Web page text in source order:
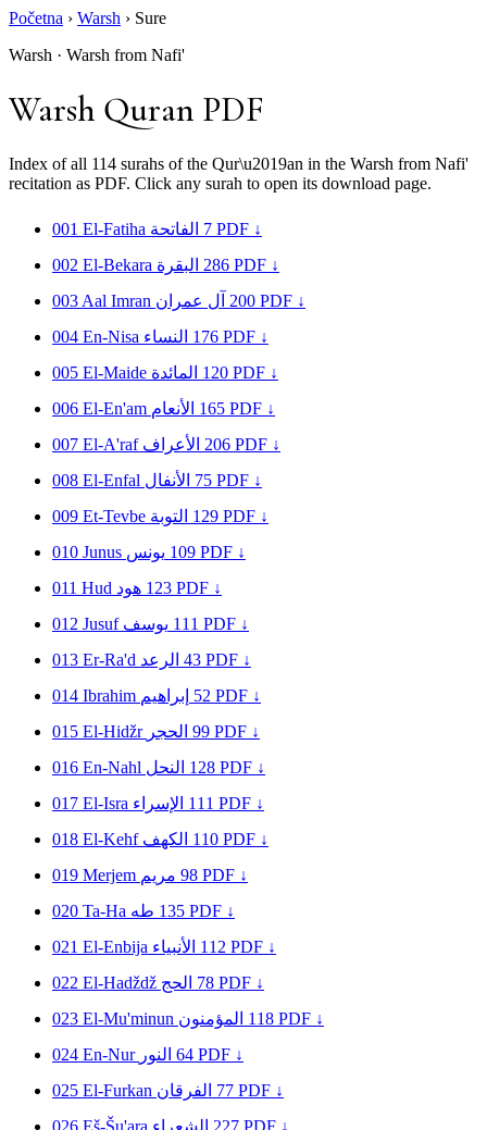
Početna › Warsh › Sure
Warsh · Warsh from Nafi'
Warsh Quran PDF
Index of all 114 surahs of the Qur\u2019an in the Warsh from Nafi'
recitation as PDF. Click any surah to open its download page.
001 El-Fatiha الفاتحة 7 PDF ↓
002 El-Bekara البقرة 286 PDF ↓
003 Aal Imran آل عمران 200 PDF ↓
004 En-Nisa النساء 176 PDF ↓
005 El-Maide المائدة 120 PDF ↓
006 El-En'am الأنعام 165 PDF ↓
007 El-A'raf الأعراف 206 PDF ↓
008 El-Enfal الأنفال 75 PDF ↓
009 Et-Tevbe التوبة 129 PDF ↓
010 Junus يونس 109 PDF ↓
011 Hud هود 123 PDF ↓
012 Jusuf يوسف 111 PDF ↓
013 Er-Ra'd الرعد 43 PDF ↓
014 Ibrahim إبراهيم 52 PDF ↓
015 El-Hidžr الحجر 99 PDF ↓
016 En-Nahl النحل 128 PDF ↓
017 El-Isra الإسراء 111 PDF ↓
018 El-Kehf الكهف 110 PDF ↓
019 Merjem مريم 98 PDF ↓
020 Ta-Ha طه 135 PDF ↓
021 El-Enbija الأنبياء 112 PDF ↓
022 El-Hadždž الحج 78 PDF ↓
023 El-Mu'minun المؤمنون 118 PDF ↓
024 En-Nur النور 64 PDF ↓
025 El-Furkan الفرقان 77 PDF ↓
026 Eš-Šu'ara الشعراء 227 PDF ↓